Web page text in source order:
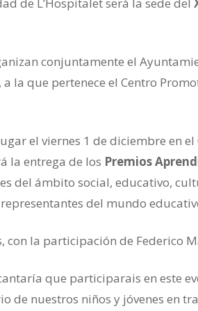
conjuntamente el
la que pertenece el Centro
el viernes 1 de diciembre en
la entrega de los Premios
del ámbito social, educativo,
del mundo
con la participación de Federico
que participarais en este
de nuestros niños y jóvenes en